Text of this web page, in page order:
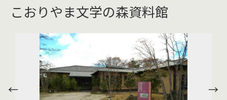
こおりやま文学の森資料館